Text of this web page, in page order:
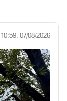
10:59, 07/08/2026